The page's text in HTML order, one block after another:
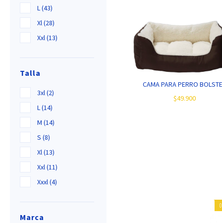
L (43)
Xl (28)
Xxl (13)
Talla
3xl (2)
L (14)
M (14)
S (8)
Xl (13)
Xxl (11)
Xxxl (4)
Marca
CAMA PARA PERRO
$49.900
0